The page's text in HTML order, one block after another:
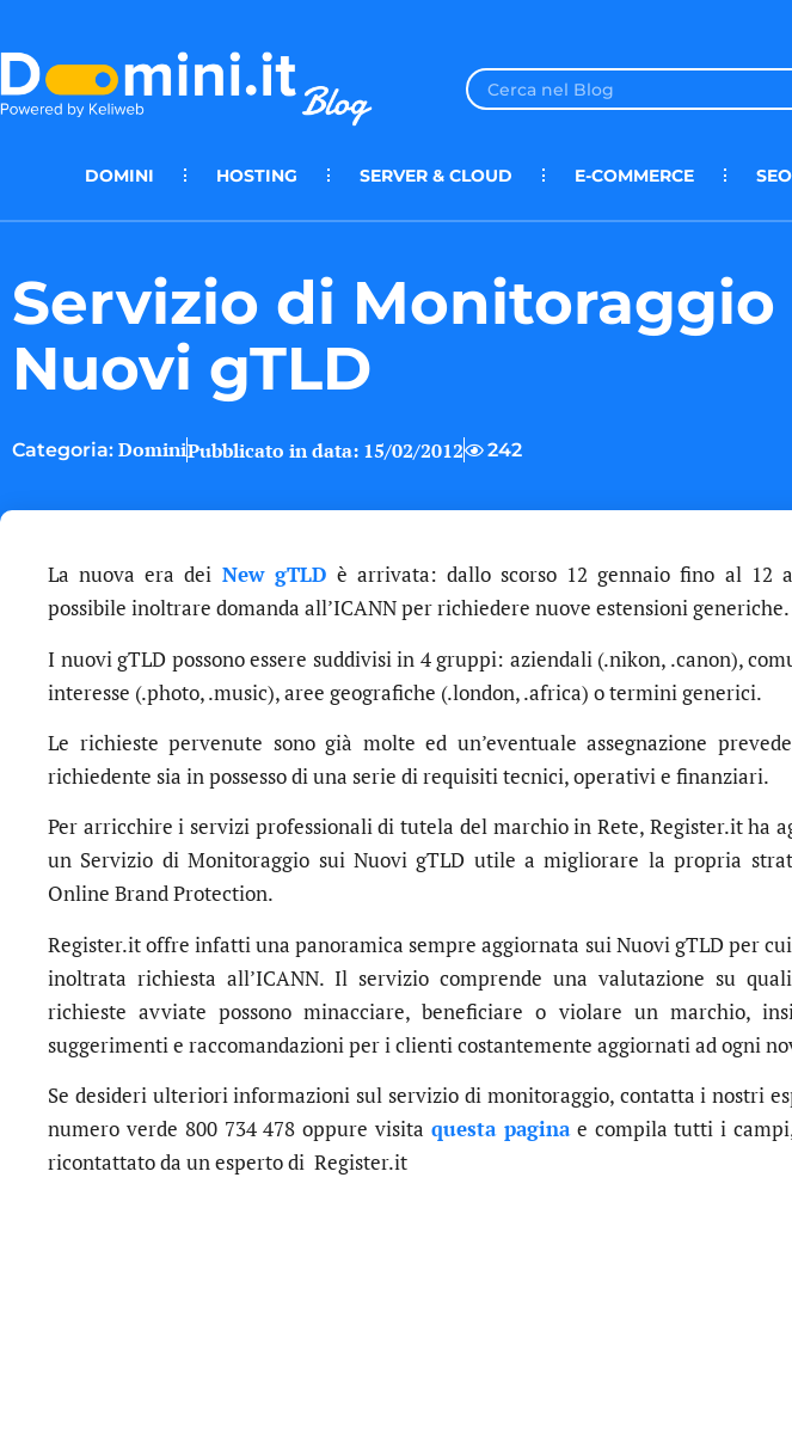
DOMINI HOSTING SERVER & CLOUD E-COMMERCE
Servizio di Monitoraggio
Nuovi gTLD
Categoria: DominiPubblicato in data: 15/02/2012 242
La nuova era dei New gTLD è arrivata: dallo scorso 12 gennaio fino al 12
possibile inoltrare domanda all’ICANN per richiedere nuove estensioni generiche.
I nuovi gTLD possono essere suddivisi in 4 gruppi: aziendali (.nikon, .canon),
interesse (.photo, .music), aree geografiche (.london, .africa) o termini generici.
Le richieste pervenute sono già molte ed un’eventuale assegnazione
richiedente sia in possesso di una serie di requisiti tecnici, operativi e finanziari.
Per arricchire i servizi professionali di tutela del marchio in Rete, Register.it ha
un Servizio di Monitoraggio sui Nuovi gTLD utile a migliorare la propria
Online Brand Protection.
Register.it offre infatti una panoramica sempre aggiornata sui Nuovi gTLD per
inoltrata richiesta all’ICANN. Il servizio comprende una valutazione su
richieste avviate possono minacciare, beneficiare o violare un marchio,
suggerimenti e raccomandazioni per i clienti costantemente aggiornati ad ogni
Se desideri ulteriori informazioni sul servizio di monitoraggio, contatta i nostri
numero verde 800 734 478 oppure visita questa paginae compila tutti i
ricontattato da un esperto di Register.it